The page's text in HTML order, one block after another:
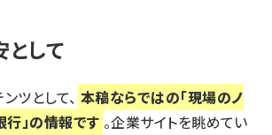
として
ツとして、 本稿ならではの「現場のノ
行」の情報です 。企業サイトを眺めてい